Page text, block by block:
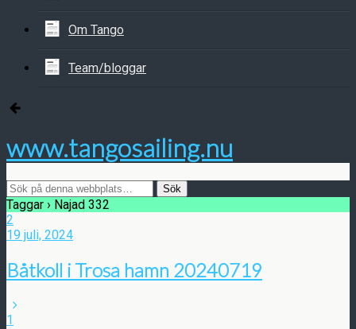
Om Tango
Team/bloggar
www.tangosailing.nu
Taggar › Najad 332
2
19 juli, 2024
Båtkoll i Trosa hamn 20240719
1